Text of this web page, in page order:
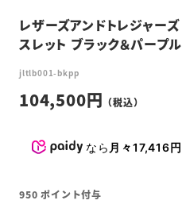
レザーズアンドトレジャー
スレット ブラック＆パープル
jltlb001-bkpp
104,500
なら 月々17,416円
950 ポイント付与